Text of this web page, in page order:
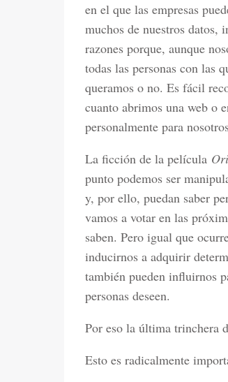
en el que las empresas
muchos de nuestros datos,
razones porque, aunque
todas las personas con las
queramos o no. Es fácil
cuanto abrimos una web o
personalmente para
La ficción de la película
punto podemos ser
y, por ello, puedan saber
vamos a votar en las
saben. Pero igual que
inducirnos a adquirir
también pueden influirnos
personas deseen.
Por eso la última trinchera
Esto es radicalmente